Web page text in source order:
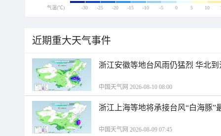
气温(℃) -30 -25 -20 -15 -10 -5 0 5 10
近期重大天气事件
浙江安徽等地台风雨仍猛烈 华北
中国天气网 2026-08-10 08:00
浙江上海等地将承接台风“白海豚”
中国天气网 2026-08-09 07:45